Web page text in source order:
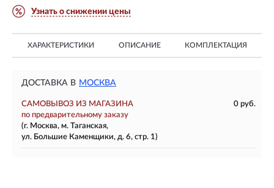
Узнать о снижении цены
ХАРАКТЕРИСТИКИ ОПИСАНИЕ КОМПЛЕКТАЦИЯ
ДОСТАВКА В МОСКВА
САМОВЫВОЗ ИЗ МАГАЗИНА
0 руб.
по предварительному заказу
(г. Москва, м. Таганская,
ул. Большие Каменщики, д. 6, стр. 1)